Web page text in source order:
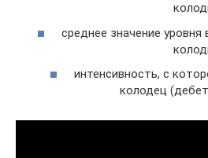
среднее значение
интенсивность, с
колодец